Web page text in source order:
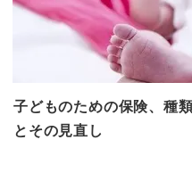
子どものための保険、種
とその見直し